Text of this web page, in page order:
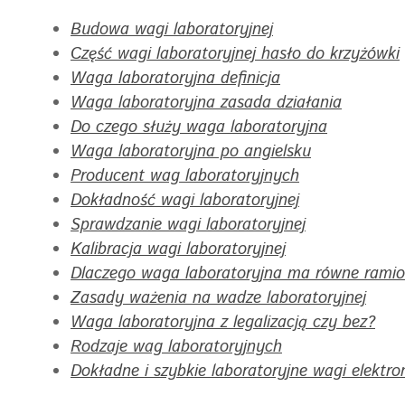
Budowa wagi laboratoryjnej
Część wagi laboratoryjnej hasło do krzyżówki
Waga laboratoryjna definicja
Waga laboratoryjna zasada działania
Do czego służy waga laboratoryjna
Waga laboratoryjna po angielsku
Producent wag laboratoryjnych
Dokładność wagi laboratoryjnej
Sprawdzanie wagi laboratoryjnej
Kalibracja wagi laboratoryjnej
Dlaczego waga laboratoryjna ma równe
Zasady ważenia na wadze laboratoryjnej
Waga laboratoryjna z legalizacją czy bez?
Rodzaje wag laboratoryjnych
Dokładne i szybkie laboratoryjne wagi